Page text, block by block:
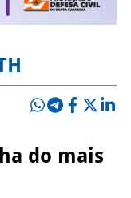
do mais